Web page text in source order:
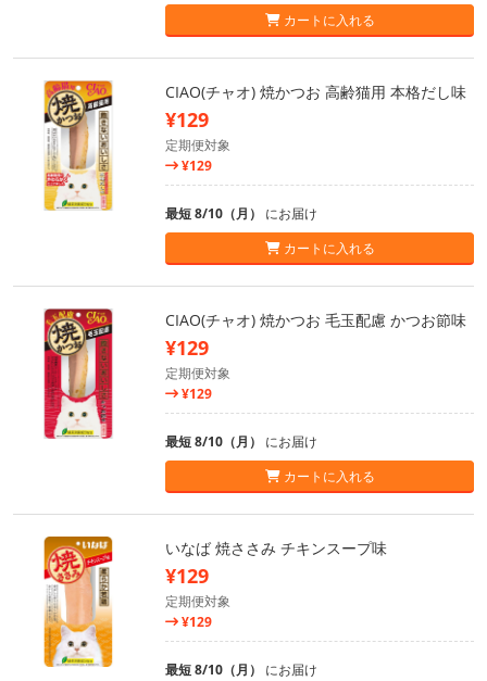
カートに入れる
CIAO(チャオ) 焼かつお 高齢猫用 本格だし味
¥129
定期便対象
¥129
最短 8/10（月） にお届け
カートに入れる
CIAO(チャオ) 焼かつお 毛玉配慮 かつお節味
¥129
定期便対象
¥129
最短 8/10（月） にお届け
カートに入れる
いなば 焼ささみ チキンスープ味
¥129
定期便対象
¥129
最短 8/10（月） にお届け